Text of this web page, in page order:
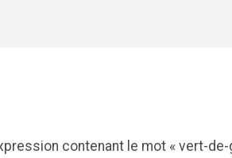
contenant le mot « vert-de-